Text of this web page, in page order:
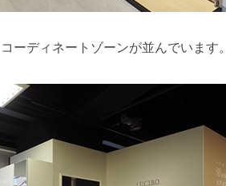
ーディネートゾーンが並んでいます。